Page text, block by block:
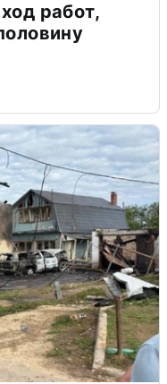
работ,